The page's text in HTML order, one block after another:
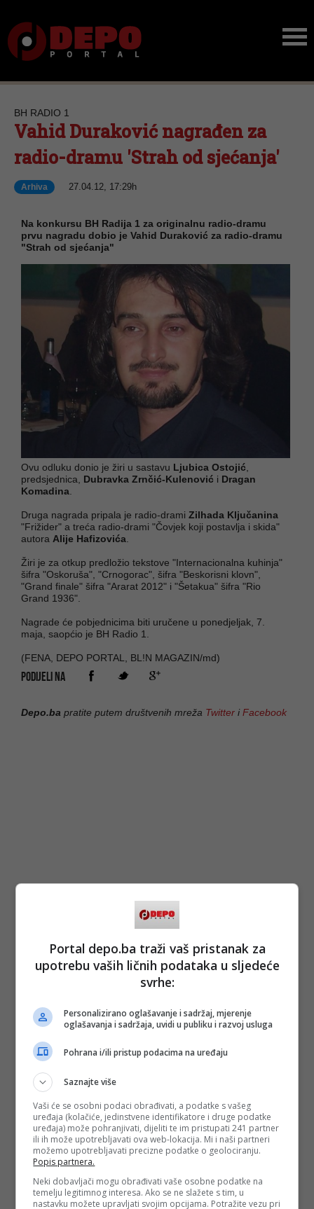
BH RADIO 1
Vahid Duraković nagrađen za
radio-dramu 'Strah od sjećanja'
Arhiva 27.04.12, 17:29h
Na konkursu BH Radija 1 za originalnu radio-dramu
prvu nagradu dobio je Vahid Duraković za radio-dramu
"Strah od sjećanja"
Ovu odluku donio je žiri u sastavu Ljubica Ostojić
predsjednica, Dubravka Zrnčić-Kulenović i Dragan
Komadina
Druga nagrada pripala je radio-drami Zilhada Ključanina
"Frižider" a treća radio-drami "Čovjek koji postavlja i skida"
autora Alije Hafizovića
Žiri je za otkup predložio tekstove "Internacionalna kuhinja"
šifra "Oskoruša", "Crnogorac", šifra "Beskorisni klovn",
"Grand finale" šifra "Ararat 2012" i "Šetakua" šifra "Rio
Grand 1936".
Nagrade će pobjednicima biti uručene u ponedjeljak, 7.
maja, saopćio je BH Radio 1.
(FENA, DEPO PORTAL, BL!N MAGAZIN/md)
PODIJELI NA
Depo.ba pratite putem društvenih mreža Twitter iFacebook
Portal depo.ba traži vaš pristanak za
upotrebu vaših ličnih podataka u sljedeće
svrhe:
Personalizirano oglašavanje i sadržaj, mjerenje
oglašavanja i sadržaja, uvidi u publiku i razvoj usluga
Pohrana i/ili pristup podacima na uređaju
Saznajte više
Vaši će se osobni podaci obrađivati, a podatke s vašeg
uređaja (kolačiće, jedinstvene identifikatore i druge podatke
uređaja) može pohranjivati, dijeliti te im pristupati 241 partner
ili ih može upotrebljavati ova web-lokacija. Mi i naši partneri
možemo upotrebljavati precizne podatke o geolociranju.
Popis partnera.
Neki dobavljači mogu obrađivati vaše osobne podatke na
temelju legitimnog interesa. Ako se ne slažete s tim, u
nastavku možete upravljati svojim opcijama. Potražite vezu pri